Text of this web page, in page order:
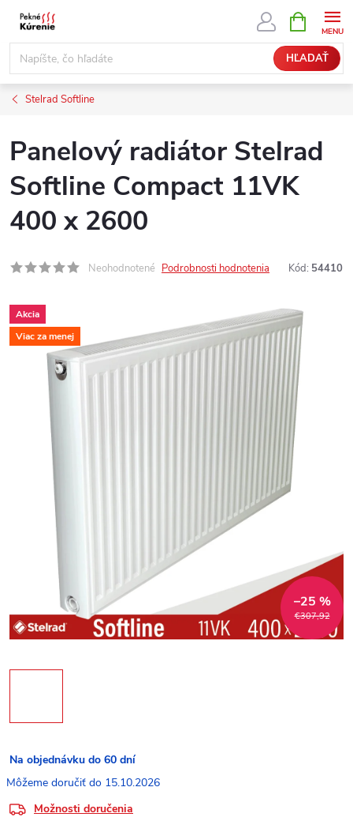
Prejsť
obsah
HĽADAŤ
KOŠÍK
Stelrad Softline
Panelový radiátor Stelrad
Softline Compact 11VK
400 x 2600
Neohodnotené Podrobnosti hodnotenia Kód: 54410
Akcia
Viac za menej
€307,92
–25 %
Na objednávku do 60 dní
15.10.2026
Možnosti doručenia